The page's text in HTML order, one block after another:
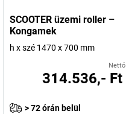
SCOOTER üzemi roller –
Kongamek
h x szé 1470 x 700 mm
Nettó
314.536,- Ft
> 72 órán belül